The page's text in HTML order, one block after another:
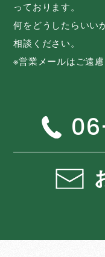
っております。
何をどうしたらいい
相談ください。
※営業メールはご遠慮